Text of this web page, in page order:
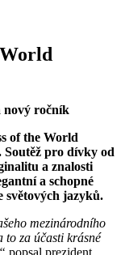
nový ročník
of the World
Soutěž pro dívky od
a znalosti
a schopné
světových jazyků.
mezinárodního
to za účasti krásné